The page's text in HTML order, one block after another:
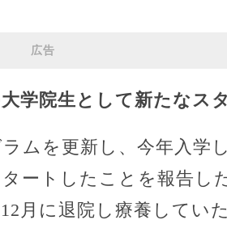
広告
学院生として新たなス
ムを更新し、今年入学
ートしたことを報告し
月に退院し療養していた